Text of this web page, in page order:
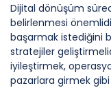
Dijital dönüşüm
belirlenmesi
başarmak istediğini
stratejiler
iyileştirmek,
pazarlara girmek